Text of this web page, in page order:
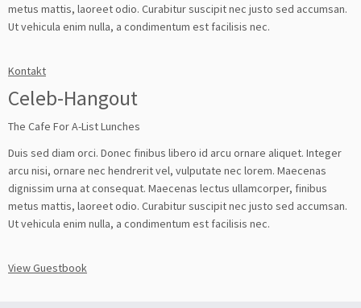
metus mattis, laoreet odio. Curabitur suscipit nec justo sed accumsan.
Ut vehicula enim nulla, a condimentum est facilisis nec.
Kontakt
Celeb-Hangout
The Cafe For A-List Lunches
Duis sed diam orci. Donec finibus libero id arcu ornare aliquet. Integer
arcu nisi, ornare nec hendrerit vel, vulputate nec lorem. Maecenas
dignissim urna at consequat. Maecenas lectus ullamcorper, finibus
metus mattis, laoreet odio. Curabitur suscipit nec justo sed accumsan.
Ut vehicula enim nulla, a condimentum est facilisis nec.
View Guestbook